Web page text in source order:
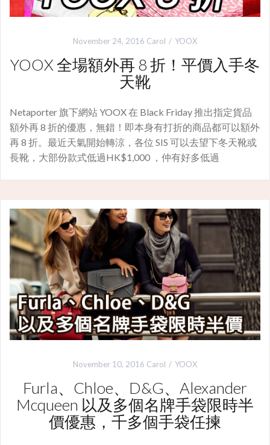
November 24, 2016 Carol YOOX
YOOX 全場額外再 8 折！平價入手冬
天靴
Netaporter 旗下網站 YOOX 在 Black Friday 推出指定貨品
額外再 8 折的優惠，無錯！即本身有打折的商品都可以額外
再 8 折。最近天氣開始轉涼，各位 SIS 可以去望下冬天靴或
長靴，大部份款式低過HK$1,000 ，仲有好多低過
November 10, 2016 Carol YOOX
Furla、Chloe、D&G、Alexander
Mcqueen 以及多個名牌手袋限時半
價優惠，千多個手袋任揀